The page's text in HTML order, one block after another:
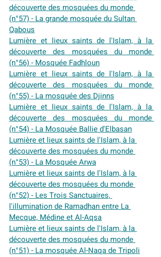
découverte des mosquées du monde
(n°57) - La grande mosquée du Sultan
Qabous
Lumière et lieux saints de l'Islam, à la
découverte des mosquées du monde
(n°56) - Mosquée Fadhloun
Lumière et lieux saints de l'Islam, à la
découverte des mosquées du monde
(n°55) - La mosquée des Djinns
Lumière et lieux saints de l'Islam, à la
découverte des mosquées du monde
(n°54) - La Mosquée Ballie d'Elbasan
Lumière et lieux saints de l'Islam, à la
découverte des mosquées du monde
(n°53) - La Mosquée Arwa
Lumière et lieux saints de l'Islam, à la
découverte des mosquées du monde
(n°52) - Les Trois Sanctuaires,
l'illumination de Ramadhan entre La
Mecque, Médine et Al-Aqsa
Lumière et lieux saints de l'Islam, à la
découverte des mosquées du monde
(n°51) - La mosquée Al-Naqa de Tripoli